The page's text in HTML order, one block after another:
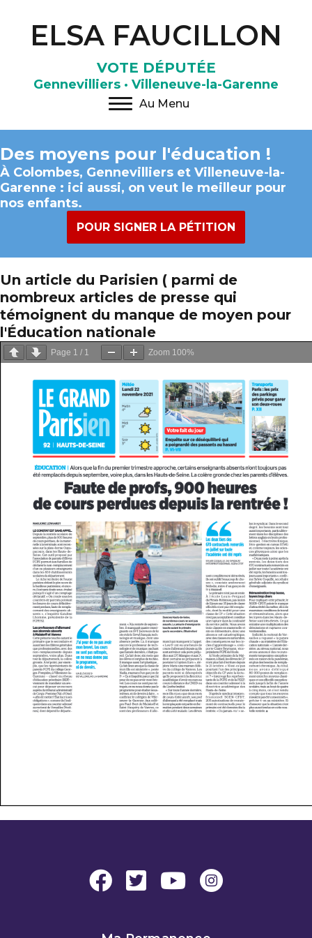
ELSA FAUCILLON
VOTE DÉPUTÉE
Gennevilliers · Villeneuve-la-Garenne
Au Menu
Des moyens pour l'éducation !
À Colombes, Gennevilliers et Villeneuve-la-
Garenne : ici aussi, on veut le meilleur pour
nos enfants.
POUR SIGNER LA PÉTITION
Un article du Parisien ( parmi de
nombreux articles de presse qui
témoignent du manque de moyen pour
l'Éducation nationale
Page 1 / 1 Zoom 100%